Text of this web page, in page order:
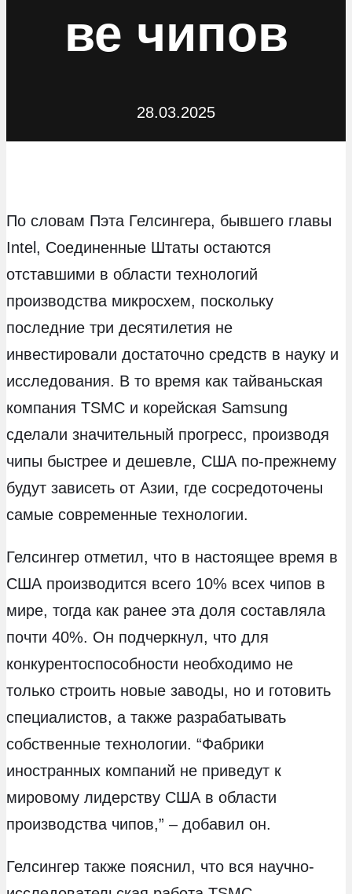
ве чипов
28.03.2025
По словам Пэта Гелсингера, бывшего главы
Intel, Соединенные Штаты остаются
отставшими в области технологий
производства микросхем, поскольку
последние три десятилетия не
инвестировали достаточно средств в науку и
исследования. В то время как тайваньская
компания TSMC и корейская Samsung
сделали значительный прогресс, производя
чипы быстрее и дешевле, США по-прежнему
будут зависеть от Азии, где сосредоточены
самые современные технологии.
Гелсингер отметил, что в настоящее время в
США производится всего 10% всех чипов в
мире, тогда как ранее эта доля составляла
почти 40%. Он подчеркнул, что для
конкурентоспособности необходимо не
только строить новые заводы, но и готовить
специалистов, а также разрабатывать
собственные технологии. “Фабрики
иностранных компаний не приведут к
мировому лидерству США в области
производства чипов,” – добавил он.
Гелсингер также пояснил, что вся научно-